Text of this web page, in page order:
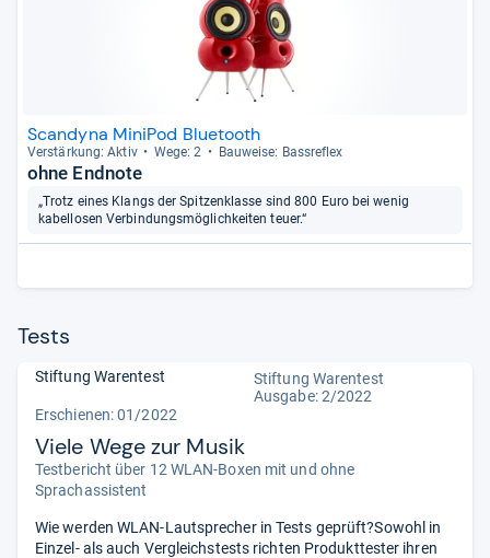
Scandyna MiniPod Bluetooth
Ver­stär­kung: Aktiv Wege: 2 Bau­weise: Bass­re­flex
ohne Endnote
„Trotz eines Klangs der Spitzenklasse sind 800 Euro bei wenig
kabellosen Verbindungsmöglichkeiten teuer.“
Tests
Stiftung Warentest
Stiftung Warentest
Ausgabe: 2/2022
Erschienen: 01/2022
Viele Wege zur Musik
Testbericht über 12 WLAN-Boxen mit und ohne
Sprachassistent
Wie werden WLAN-Lautsprecher in Tests geprüft?Sowohl in
Einzel- als auch Vergleichstests richten Produkttester ihren